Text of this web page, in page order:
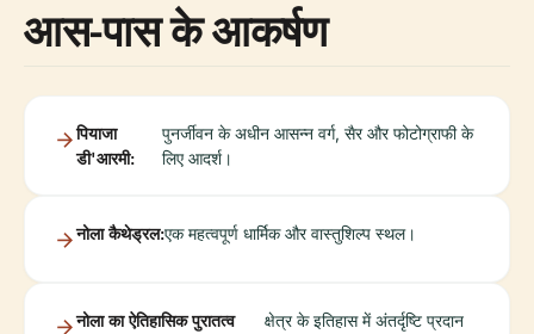
आस-पास के आकर्षण
पियाजा
डी'आरमी:
पुनर्जीवन के अधीन आसन्न वर्ग, सैर और फोटोग्राफी के
लिए आदर्श।
नोला कैथेड्रल:एक महत्वपूर्ण धार्मिक और वास्तुशिल्प स्थल।
नोला का ऐतिहासिक पुरातत्व
क्षेत्र के इतिहास में अंतर्दृष्टि प्रदान